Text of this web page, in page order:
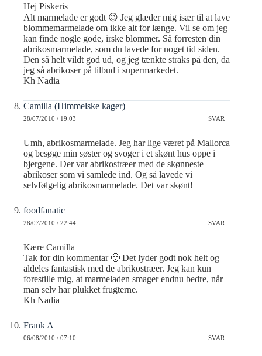
Hej Piskeris
Alt marmelade er godt 😉 Jeg glæder mig især til at lave
blommemarmelade om ikke alt for længe. Vil se om jeg
kan finde nogle gode, irske blommer. Så forresten din
abrikosmarmelade, som du lavede for noget tid siden.
Den så helt vildt god ud, og jeg tænkte straks på den, da
jeg så abrikoser på tilbud i supermarkedet.
Kh Nadia
Camilla (Himmelske kager)
28/07/2010 / 19:03 SVAR
Umh, abrikosmarmelade. Jeg har lige været på Mallorca
og besøge min søster og svoger i et skønt hus oppe i
bjergene. Der var abrikostræer med de skønneste
abrikoser som vi samlede ind. Og så lavede vi
selvfølgelig abrikosmarmelade. Det var skønt!
foodfanatic
28/07/2010 / 22:44 SVAR
Kære Camilla
Tak for din kommentar 🙂 Det lyder godt nok helt og
aldeles fantastisk med de abrikostræer. Jeg kan kun
forestille mig, at marmeladen smager endnu bedre, når
man selv har plukket frugterne.
Kh Nadia
Frank A
06/08/2010 / 07:10 SVAR